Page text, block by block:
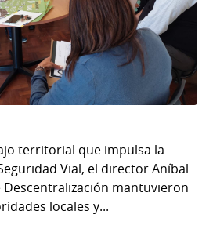
territorial que impulsa la
Vial, el director Aníbal
Descentralización mantuvieron
locales y...